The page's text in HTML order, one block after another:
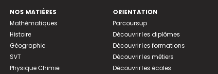
NOS MATIÈRES
Mathématiques
Histoire
Géographie
SVT
Physique Chimie
ORIENTATION
Parcoursup
Découvrir les diplômes
Découvrir les formations
Découvrir les métiers
Découvrir les écoles